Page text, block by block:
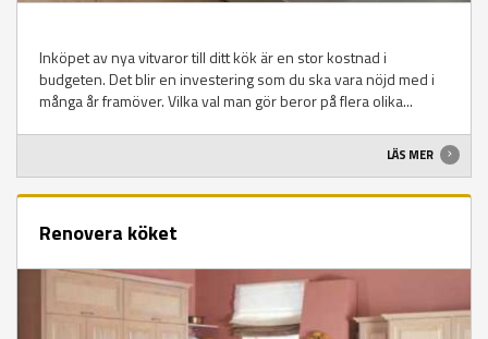
Inköpet av nya vitvaror till ditt kök är en stor kostnad i
budgeten. Det blir en investering som du ska vara nöjd med i
många år framöver. Vilka val man gör beror på flera olika...
LÄS MER
Renovera köket